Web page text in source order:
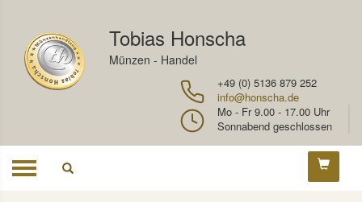
Tobias Honscha
Münzen - Handel
+49 (0) 5136 879 252
info@honscha.de
Mo - Fr 9.00 - 17.00 Uhr
Sonnabend geschlossen
Toggle